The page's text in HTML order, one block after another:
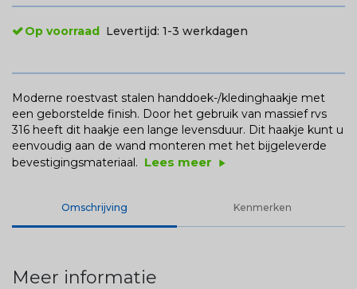
Op voorraad Levertijd: 1-3 werkdagen
Moderne roestvast stalen handdoek-/kledinghaakje met
een geborstelde finish. Door het gebruik van massief rvs
316 heeft dit haakje een lange levensduur. Dit haakje kunt u
eenvoudig aan de wand monteren met het bijgeleverde
bevestigingsmateriaal. Lees meer play_arrow
Omschrijving Kenmerken
Meer informatie